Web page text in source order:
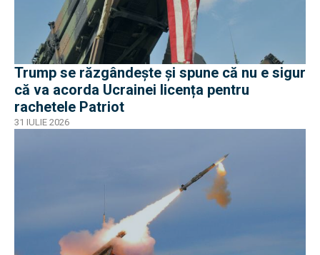
Trump se răzgândește și spune că nu e sigur
că va acorda Ucrainei licența pentru
rachetele Patriot
31 IULIE 2026